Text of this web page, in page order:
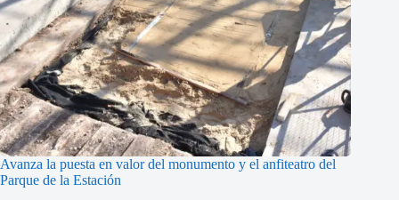
Avanza la puesta en valor del monumento y el anfiteatro del
Parque de la Estación